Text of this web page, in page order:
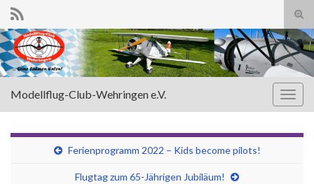
Search for:
Modellflug-Club-Wehringen e.V.
Ferienprogramm 2022 – Kids become pilots!
Flugtag zum 65-Jährigen Jubiläum!